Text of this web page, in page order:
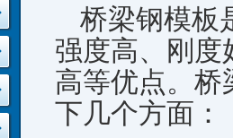
桥梁钢模板
强度高、刚度
高等优点。桥
下几个方面：